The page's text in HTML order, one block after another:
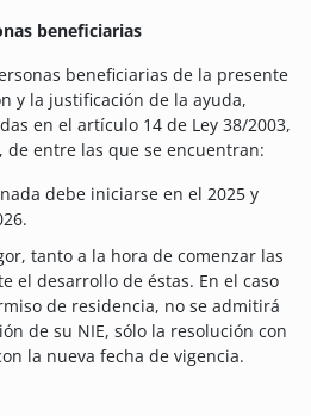
beneficiarias
beneficiarias de la presente
y la justificación de la ayuda,
en el artículo 14 de Ley 38/2003,
de entre las que se encuentran:
debe iniciarse en el 2025 y
tanto a la hora de comenzar las
el desarrollo de éstas. En el caso
de residencia, no se admitirá
de su NIE, sólo la resolución con
la nueva fecha de vigencia.